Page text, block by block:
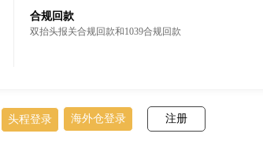
海外仓登录 注册
合规回款
双抬头报关合规回款和1039合规回款
头程登录